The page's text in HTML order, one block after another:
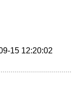
15 12:20:02